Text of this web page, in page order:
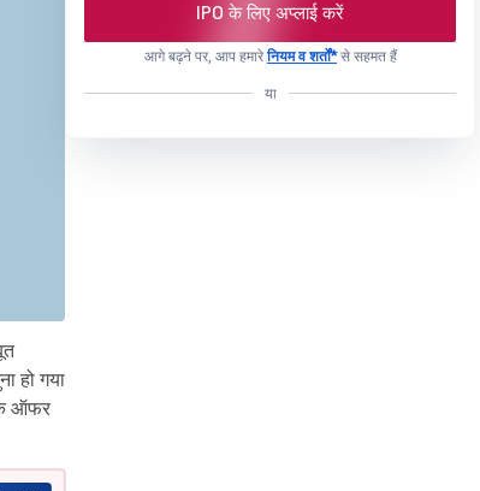
हो गया
ऑफर
IPO के लिए अप्लाई करें
आगे बढ़ने पर, आप हमारेनियम व शर्तों*से सहमत हैं
या